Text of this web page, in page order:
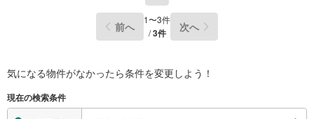
【営業日】定休日はございません。火曜日・水曜日も営業しております。
【時間】10:00～19:00 ※左記時間はお電話が繋がりやすくなっておりま
■リフォーム担当、ローン担当が居ますので、何でも気軽にご相談くださ
をさせていただきます！
■弊社独自の物件管理システム、Willing-Naviで、お客様にぴったりの物件
のご紹介が可能です！
■物件管理システムを使えば、ネットに掲載されていない物件のご紹介がで
きます！
前へ 1〜3件
/3件 次へ
気になる物件がなかったら条件を変更しよう！
現在の検索条件